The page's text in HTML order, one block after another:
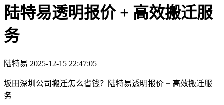
陆特易透明报价 + 高效搬迁服
务
陆特易 2025-12-15 22:47:05
坂田深圳公司搬迁怎么省钱？陆特易透明报价 + 高效搬迁服
务